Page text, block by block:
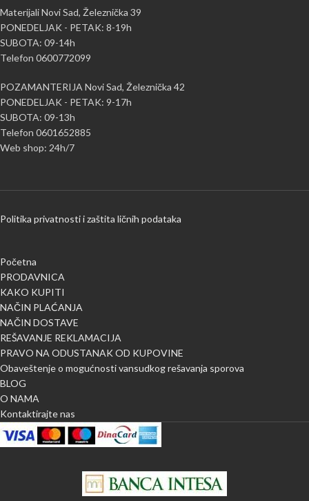
Materijali Novi Sad, Železnička 39
PONEDELJAK - PETAK: 8-19h
SUBOTA: 09-14h
Telefon 0600772099
POZAMANTERIJA Novi Sad, Železnička 42
PONEDELJAK - PETAK: 9-17h
SUBOTA: 09-13h
Telefon 0601652885
Web shop: 24h/7
Politika privatnosti i zaštita ličnih podataka
Početna
PRODAVNICA
KAKO KUPITI
NAČIN PLAĆANJA
NAČIN DOSTAVE
REŠAVANJE REKLAMACIJA
PRAVO NA ODUSTANAK OD KUPOVINE
Obaveštenje o mogućnosti vansudkog rešavanja sporova
BLOG
O NAMA
Kontaktirajte nas